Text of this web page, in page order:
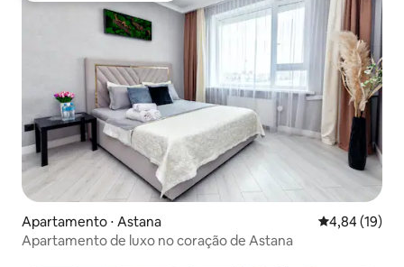
Apartamento ⋅ Astana 4,84 de uma
4,84 (19)
Apartamento de luxo no coração de Astana